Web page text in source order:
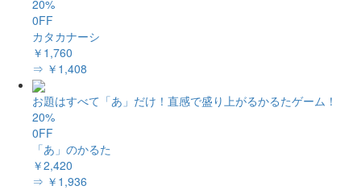
20%
0FF
カタカナーシ
￥1,760
⇒ ￥1,408
お題はすべて「あ」だけ！直感で盛り上がるかるたゲーム！
20%
0FF
「あ」のかるた
￥2,420
⇒ ￥1,936